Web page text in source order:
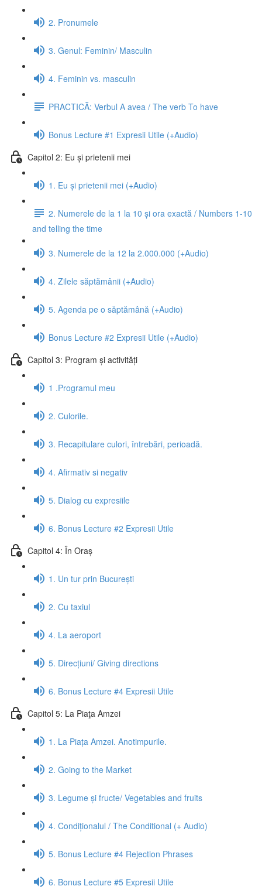
2. Pronumele
3. Genul: Feminin/ Masculin
4. Feminin vs. masculin
PRACTICĂ: Verbul A avea / The verb To have
Bonus Lecture #1 Expresii Utile (+Audio)
Capitol 2: Eu și prietenii mei
1. Eu și prietenii mei (+Audio)
2. Numerele de la 1 la 10 și ora exactă / Numbers 1-10
and telling the time
3. Numerele de la 12 la 2.000.000 (+Audio)
4. Zilele săptămânii (+Audio)
5. Agenda pe o săptămână (+Audio)
Bonus Lecture #2 Expresii Utile (+Audio)
Capitol 3: Program și activități
1 .Programul meu
2. Culorile.
3. Recapitulare culori, întrebări, perioadă.
4. Afirmativ si negativ
5. Dialog cu expresiile
6. Bonus Lecture #2 Expresii Utile
Capitol 4: În Oraș
1. Un tur prin București
2. Cu taxiul
4. La aeroport
5. Direcțiuni/ Giving directions
6. Bonus Lecture #4 Expresii Utile
Capitol 5: La Piaţa Amzei
1. La Piața Amzei. Anotimpurile.
2. Going to the Market
3. Legume și fructe/ Vegetables and fruits
4. Condiționalul / The Conditional (+ Audio)
5. Bonus Lecture #4 Rejection Phrases
6. Bonus Lecture #5 Expresii Utile